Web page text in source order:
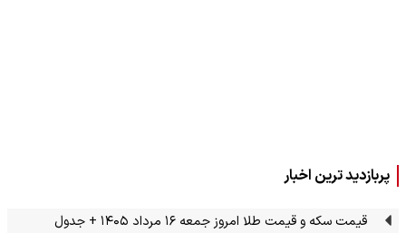
پربازدید ترین اخبار
قیمت سکه و قیمت طلا امروز جمعه ۱۶ مرداد ۱۴۰۵ + جدول